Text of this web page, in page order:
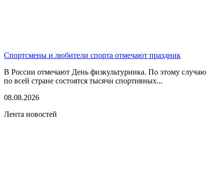
Спортсмены и любители спорта отмечают праздник
В России отмечают День физкультурника. По этому случаю
по всей стране состоятся тысячи спортивных...
08.08.2026
Лента новостей